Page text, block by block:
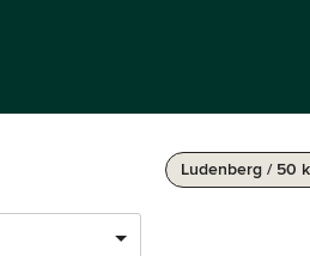
Ludenberg / 50